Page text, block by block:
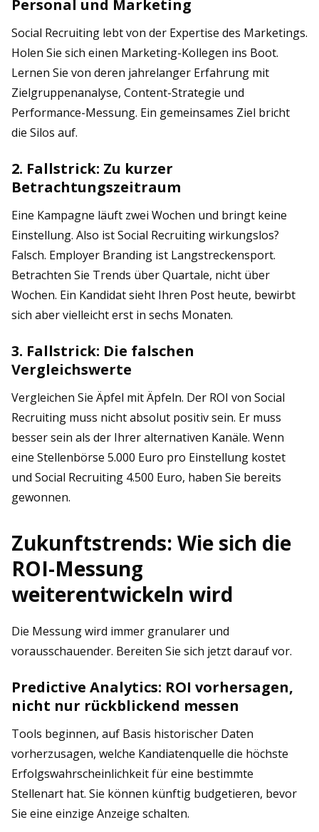
Personal und Marketing
Social Recruiting lebt von der Expertise des Marketings.
Holen Sie sich einen Marketing-Kollegen ins Boot.
Lernen Sie von deren jahrelanger Erfahrung mit
Zielgruppenanalyse, Content-Strategie und
Performance-Messung. Ein gemeinsames Ziel bricht
die Silos auf.
2. Fallstrick: Zu kurzer
Betrachtungszeitraum
Eine Kampagne läuft zwei Wochen und bringt keine
Einstellung. Also ist Social Recruiting wirkungslos?
Falsch. Employer Branding ist Langstreckensport.
Betrachten Sie Trends über Quartale, nicht über
Wochen. Ein Kandidat sieht Ihren Post heute, bewirbt
sich aber vielleicht erst in sechs Monaten.
3. Fallstrick: Die falschen
Vergleichswerte
Vergleichen Sie Äpfel mit Äpfeln. Der ROI von Social
Recruiting muss nicht absolut positiv sein. Er muss
besser sein als der Ihrer alternativen Kanäle. Wenn
eine Stellenbörse 5.000 Euro pro Einstellung kostet
und Social Recruiting 4.500 Euro, haben Sie bereits
gewonnen.
Zukunftstrends: Wie sich die
ROI-Messung
weiterentwickeln wird
Die Messung wird immer granularer und
vorausschauender. Bereiten Sie sich jetzt darauf vor.
Predictive Analytics: ROI vorhersagen,
nicht nur rückblickend messen
Tools beginnen, auf Basis historischer Daten
vorherzusagen, welche Kandiatenquelle die höchste
Erfolgswahrscheinlichkeit für eine bestimmte
Stellenart hat. Sie können künftig budgetieren, bevor
Sie eine einzige Anzeige schalten.